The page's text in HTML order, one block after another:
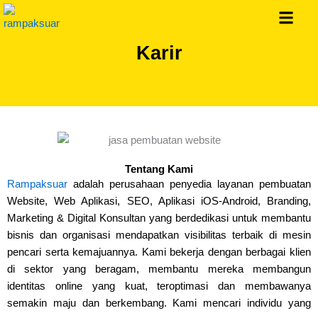
Skip
to
Karir
Tentang Kami
Rampaksuar adalah perusahaan penyedia layanan pembuatan
Website, Web Aplikasi, SEO, Aplikasi iOS-Android, Branding,
Marketing & Digital Konsultan yang berdedikasi untuk membantu
bisnis dan organisasi mendapatkan visibilitas terbaik di mesin
pencari serta kemajuannya. Kami bekerja dengan berbagai klien
di sektor yang beragam, membantu mereka membangun
identitas online yang kuat, teroptimasi dan membawanya
semakin maju dan berkembang. Kami mencari individu yang